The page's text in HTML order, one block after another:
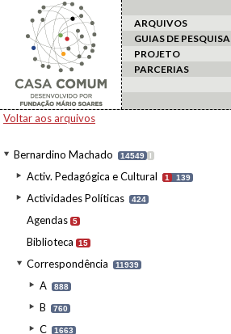
ARQUIVOS
GUIAS DE PESQUISA
PROJETO
PARCERIAS
Voltar aos arquivos
Bernardino Machado 14549 I
Activ. Pedagógica e Cultural 1 139
Actividades Políticas 424
Agendas 5
Biblioteca 15
Correspondência 11939
A 888
B 760
C 1663